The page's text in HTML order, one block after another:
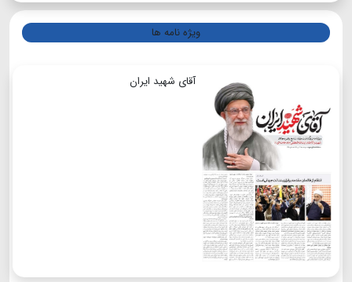
ویژه نامه ها
آقای شهید ایران